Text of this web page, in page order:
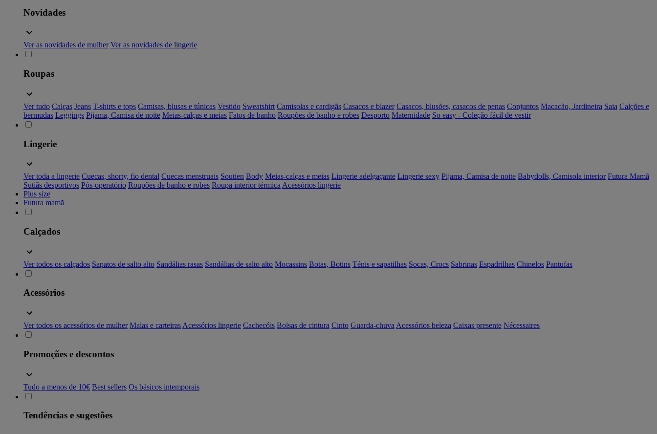
Novidades
Ver as novidades de mulher Ver as novidades de lingerie
Roupas
Ver tudo Calças Jeans T-shirts e tops Camisas, blusas e túnicas Vestido Sweatshirt Camisolas e cardigãs Casacos e blazer Casacos, blusões, casacos de penas Conjuntos Macacão, Jardineira Saia Calções e
bermudas Leggings Pijama, Camisa de noite Meias-calças e meias Fatos de banho Roupões de banho e robes Desporto Maternidade So easy - Coleção fácil de vestir
Lingerie
Ver toda a lingerie Cuecas, shorty, fio dental Cuecas menstruais Soutien Body Meias-calças e meias Lingerie adelgaçante Lingerie sexy Pijama, Camisa de noite Babydolls, Camisola interior Futura Mamã
Sutiãs desportivos Pós-operatório Roupões de banho e robes Roupa interior térmica Acessórios lingerie
Plus size
Futura mamã
Calçados
Ver todos os calçados Sapatos de salto alto Sandálias rasas Sandálias de salto alto Mocassins Botas, Botins Ténis e sapatilhas Socas, Crocs Sabrinas Espadrilhas Chinelos Pantufas
Acessórios
Ver todos os acessórios de mulher Malas e carteiras Acessórios lingerie Cachecóis Bolsas de cintura Cinto Guarda-chuva Acessórios beleza Caixas presente Nécessaires
Promoções e descontos
Tudo a menos de 10€ Best sellers Os básicos intemporais
Tendências e sugestões